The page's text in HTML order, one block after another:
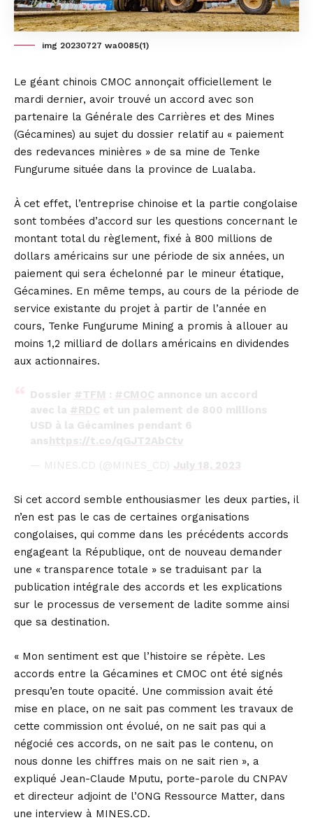
img 20230727 wa0085(1)
Le géant chinois CMOC annonçait officiellement le
mardi dernier, avoir trouvé un accord avec son
partenaire la Générale des Carrières et des Mines
(Gécamines) au sujet du dossier relatif au « paiement
des redevances minières » de sa mine de Tenke
Fungurume située dans la province de Lualaba.
À cet effet, l’entreprise chinoise et la partie congolaise
sont tombées d’accord sur les questions concernant le
montant total du règlement, fixé à 800 millions de
dollars américains sur une période de six années, un
paiement qui sera échelonné par le mineur étatique,
Gécamines. En même temps, au cours de la période de
service existante du projet à partir de l’année en
cours, Tenke Fungurume Mining a promis à allouer au
moins 1,2 milliard de dollars américains en dividendes
aux actionnaires.
Dossier #TFM : #CMOC annonce un accord
avec la #RDC et un paiement de 800 millions
USD à la Gécamines pendant 6
anshttps://t.co/qGJT2AbCtv
— MINES.CD (@MINES_CD) July 18, 2023
Si cet accord semble enthousiasmer les deux parties, il
n’en est pas le cas de certaines organisations
congolaises, qui comme dans les précédents accords
engageant la République, ont de nouveau demander
une « transparence totale » se traduisant par la
publication intégrale des accords et les explications
sur le processus de versement de ladite somme ainsi
que sa destination.
« Mon sentiment est que l’histoire se répète. Les
accords entre la Gécamines et CMOC ont été signés
presqu’en toute opacité. Une commission avait été
mise en place, on ne sait pas comment les travaux de
cette commission ont évolué, on ne sait pas qui a
négocié ces accords, on ne sait pas le contenu, on
nous donne les chiffres mais on ne sait rien », a
expliqué Jean-Claude Mputu, porte-parole du CNPAV
et directeur adjoint de l’ONG Ressource Matter, dans
une interview à MINES.CD.